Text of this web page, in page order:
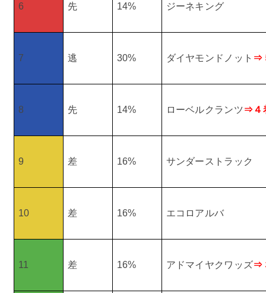
6 先 14% ジーネキング
7 逃 30% ダイヤモンドノット ⇒
8 先 14% ローベルクランツ⇒４
9 差 16% サンダーストラック
10 差 16% エコロアルバ
11 差 16% アドマイヤクワッズ⇒